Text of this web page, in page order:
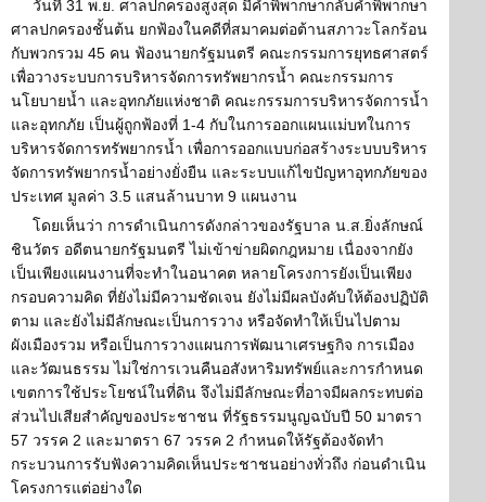
วันที่ 31 พ.ย. ศาลปกครองสูงสุด มีคำพิพากษากลับคำพิพากษา
ศาลปกครองชั้นต้น ยกฟ้องในคดีที่สมาคมต่อต้านสภาวะโลกร้อน
กับพวกรวม 45 คน ฟ้องนายกรัฐมนตรี คณะกรรมการยุทธศาสตร์
เพื่อวางระบบการบริหารจัดการทรัพยากรน้ำ คณะกรรมการ
นโยบายน้ำ และอุทกภัยแห่งชาติ คณะกรรมการบริหารจัดการน้ำ
และอุทกภัย เป็นผู้ถูกฟ้องที่ 1-4 กับในการออกแผนแม่บทในการ
บริหารจัดการทรัพยากรน้ำ เพื่อการออกแบบก่อสร้างระบบบริหาร
จัดการทรัพยากรน้ำอย่างยั่งยืน และระบบแก้ไขปัญหาอุทกภัยของ
ประเทศ มูลค่า 3.5 แสนล้านบาท 9 แผนงาน
โดยเห็นว่า การดำเนินการดังกล่าวของรัฐบาล น.ส.ยิ่งลักษณ์
ชินวัตร อดีตนายกรัฐมนตรี ไม่เข้าข่ายผิดกฎหมาย เนื่องจากยัง
เป็นเพียงแผนงานที่จะทำในอนาคต หลายโครงการยังเป็นเพียง
กรอบความคิด ที่ยังไม่มีความชัดเจน ยังไม่มีผลบังคับให้ต้องปฏิบัติ
ตาม และยังไม่มีลักษณะเป็นการวาง หรือจัดทำให้เป็นไปตาม
ผังเมืองรวม หรือเป็นการวางแผนการพัฒนาเศรษฐกิจ การเมือง
และวัฒนธรรม ไม่ใช่การเวนคืนอสังหาริมทรัพย์และการกำหนด
เขตการใช้ประโยชน์ในที่ดิน จึงไม่มีลักษณะที่อาจมีผลกระทบต่อ
ส่วนไปเสียสำคัญของประชาชน ที่รัฐธรรมนูญฉบับปี 50 มาตรา
57 วรรค 2 และมาตรา 67 วรรค 2 กำหนดให้รัฐต้องจัดทำ
กระบวนการรับฟังความคิดเห็นประชาชนอย่างทั่วถึง ก่อนดำเนิน
โครงการแต่อย่างใด